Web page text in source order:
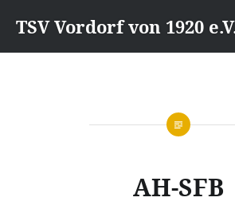
zumTSV Vordorf von 1920
AH-SFB